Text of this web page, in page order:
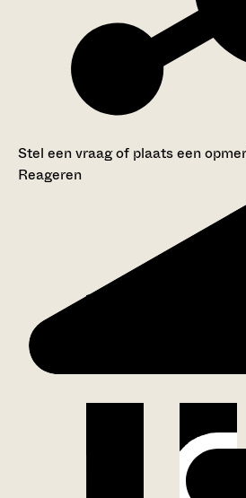
Stel een vraag of plaats een
Reageren